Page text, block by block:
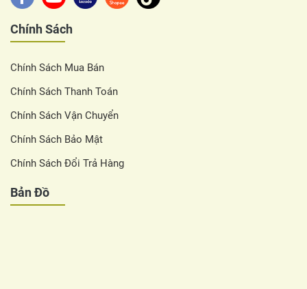
Chính Sách
Chính Sách Mua Bán
Chính Sách Thanh Toán
Chính Sách Vận Chuyển
Chính Sách Bảo Mật
Chính Sách Đổi Trả Hàng
Bản Đồ